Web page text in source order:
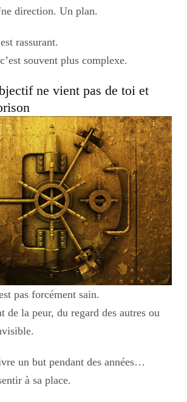
direction. Un plan.
rassurant.
souvent plus complexe.
ne vient pas de toi et
pas forcément sain.
de la peur, du regard des autres ou
un but pendant des années…
à sa place.